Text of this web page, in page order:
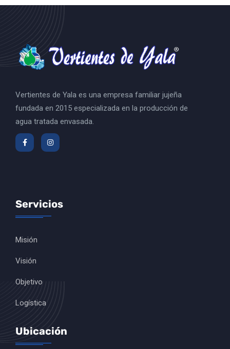
Vertientes de Yala es una empresa familiar jujeña
fundada en 2015 especializada en la producción de
agua tratada envasada.
Servicios
Misión
Visión
Objetivo
Logística
Ubicación